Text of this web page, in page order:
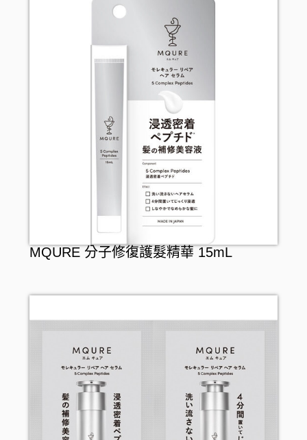
頭髮配件
牙刷
牙線
漱口水
女士衛生護理
廚房用品
浴室清潔
醫療用品
介護用品
寵物產品
罐頭及乾貨
麵食及調味醬料
MQURE 分子修復護髮精華 15mL